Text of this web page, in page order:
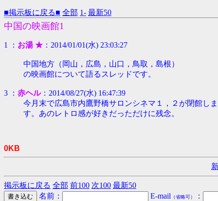
■掲示板に戻る■ 全部 1- 最新50
中国の映画館1
1 ： お湯 ★ ：2014/01/01(水) 23:03:27
中国地方（岡山，広島，山口，鳥取，島根）
の映画館について語るスレッドです。
3 ： 赤ヘル：2014/08/27(水) 16:47:39
今月末で広島市内鷹野橋サロンシネマ１，２が閉館し
す。あのレトロ感が好きだっただけに残念。
0KB
掲示板に戻る 全部 前100 次100 最新50
名前：
E-mail （省略可） ：